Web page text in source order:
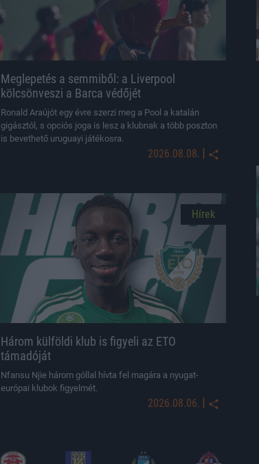
Meglepetés a semmiből: a Liverpool
kölcsönveszi a Barca védőjét
Ronald Araújót egy évre szerzi meg a Pool a katalán
gigásztól, s opciós joga is lesz a klubnak a több poszton
is bevethető uruguayi játékosra.
2026.08.08. |
Hírek
Három külföldi klub is figyeli az ETO
támadóját
Nfansu Njie három góllal hívta fel magára a nyugat-
európai klubok figyelmét.
2026.08.06. |